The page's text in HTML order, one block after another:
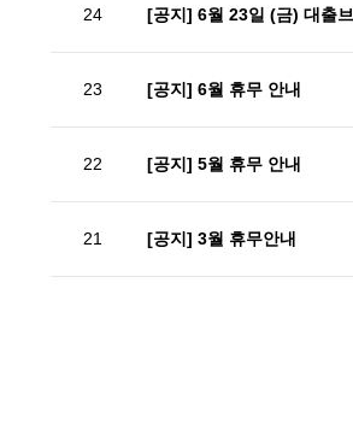
24 [공지] 6월 23일 (금) 대출
23 [공지] 6월 휴무 안내
22 [공지] 5월 휴무 안내
21 [공지] 3월 휴무안내